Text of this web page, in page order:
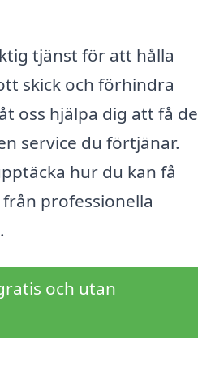
tjänst för att hålla
skick och förhindra
oss hjälpa dig att få de
service du förtjänar.
hur du kan få
professionella
och utan